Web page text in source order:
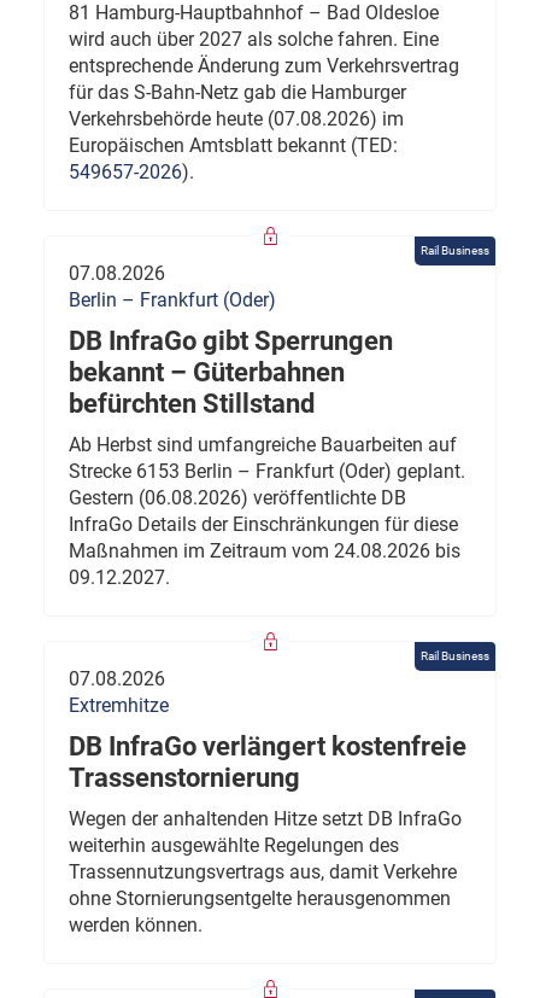
81 Hamburg-Hauptbahnhof – Bad Oldesloe
wird auch über 2027 als solche fahren. Eine
entsprechende Änderung zum Verkehrsvertrag
für das S-Bahn-Netz gab die Hamburger
Verkehrsbehörde heute (07.08.2026) im
Europäischen Amtsblatt bekannt (TED:
549657-2026).
Rail Business
07.08.2026
Berlin – Frankfurt (Oder)
DB InfraGo gibt Sperrungen
bekannt – Güterbahnen
befürchten Stillstand
Ab Herbst sind umfangreiche Bauarbeiten auf
Strecke 6153 Berlin – Frankfurt (Oder) geplant.
Gestern (06.08.2026) veröffentlichte DB
InfraGo Details der Einschränkungen für diese
Maßnahmen im Zeitraum vom 24.08.2026 bis
09.12.2027.
Rail Business
07.08.2026
Extremhitze
DB InfraGo verlängert kostenfreie
Trassenstornierung
Wegen der anhaltenden Hitze setzt DB InfraGo
weiterhin ausgewählte Regelungen des
Trassennutzungsvertrags aus, damit Verkehre
ohne Stornierungsentgelte herausgenommen
werden können.